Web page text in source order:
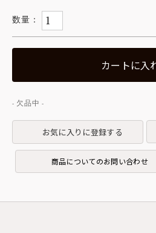
カートに入
お気に入りに登録する
商品についてのお問い合わせ